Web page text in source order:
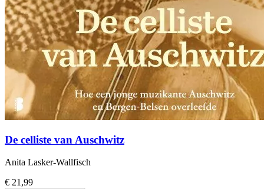
De celliste van Auschwitz
Anita Lasker-Wallfisch
€ 21,99